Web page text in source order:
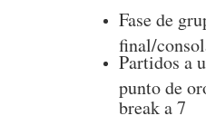
Fase de
final/
Partidos a
punto de
break a 7